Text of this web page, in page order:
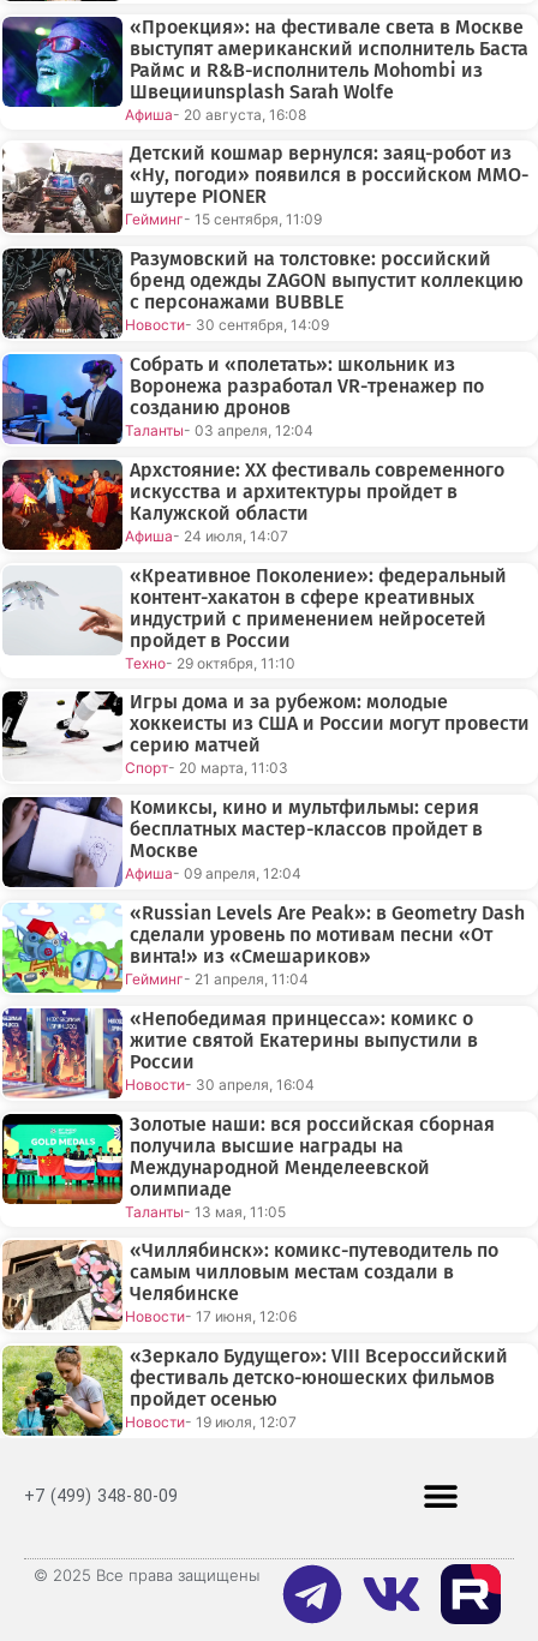
«Проекция»: на фестивале света в Москве
выступят американский исполнитель Баста
Раймс и R&B-исполнитель Mohombi из
Швецииunsplash Sarah Wolfe
Афиша- 20 августа, 16:08
Детский кошмар вернулся: заяц-робот из
«Ну, погоди» появился в российском MMO-
шутере PIONER
Гейминг- 15 сентября, 11:09
Разумовский на толстовке: российский
бренд одежды ZAGON выпустит коллекцию
с персонажами BUBBLE
Новости- 30 сентября, 14:09
Собрать и «полетать»: школьник из
Воронежа разработал VR-тренажер по
созданию дронов
Таланты- 03 апреля, 12:04
Архстояние: XX фестиваль современного
искусства и архитектуры пройдет в
Калужской области
Афиша- 24 июля, 14:07
«Креативное Поколение»: федеральный
контент-хакатон в сфере креативных
индустрий с применением нейросетей
пройдет в России
Техно- 29 октября, 11:10
Игры дома и за рубежом: молодые
хоккеисты из США и России могут провести
серию матчей
Спорт- 20 марта, 11:03
Комиксы, кино и мультфильмы: серия
бесплатных мастер-классов пройдет в
Москве
Афиша- 09 апреля, 12:04
«Russian Levels Are Peak»: в Geometry Dash
сделали уровень по мотивам песни «От
винта!» из «Смешариков»
Гейминг- 21 апреля, 11:04
«Непобедимая принцесса»: комикс о
житие святой Екатерины выпустили в
России
Новости- 30 апреля, 16:04
Золотые наши: вся российская сборная
получила высшие награды на
Международной Менделеевской
олимпиаде
Таланты- 13 мая, 11:05
«Чиллябинск»: комикс-путеводитель по
самым чилловым местам создали в
Челябинске
Новости- 17 июня, 12:06
«Зеркало Будущего»: VIII Всероссийский
фестиваль детско-юношеских фильмов
пройдет осенью
Новости- 19 июля, 12:07
+7 (499) 348-80-09
© 2025 Все права защищены